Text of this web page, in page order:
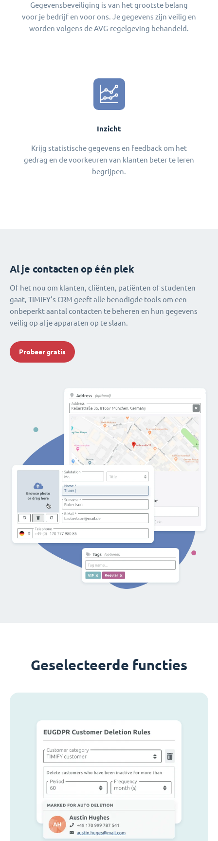
Gegevensbeveiliging is van het grootste belang
voor je bedrijf en voor ons. Je gegevens zijn veilig en
worden volgens de AVG-regelgeving behandeld.
Inzicht
Krijg statistische gegevens en feedback om het
gedrag en de voorkeuren van klanten beter te leren
begrijpen.
Al je contacten op één plek
Of het nou om klanten, cliënten, patiënten of studenten
gaat, TIMIFY's CRM geeft alle benodigde tools om een
onbeperkt aantal contacten te beheren en hun gegevens
veilig op al je apparaten op te slaan.
Probeer gratis
Geselecteerde functies